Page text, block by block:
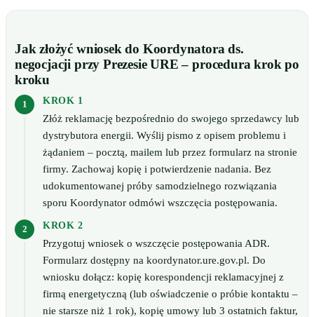
Jak złożyć wniosek do Koordynatora ds.
negocjacji przy Prezesie URE – procedura krok po
kroku
KROK 1
Złóż reklamację bezpośrednio do swojego sprzedawcy lub
dystrybutora energii. Wyślij pismo z opisem problemu i
żądaniem – pocztą, mailem lub przez formularz na stronie
firmy. Zachowaj kopię i potwierdzenie nadania. Bez
udokumentowanej próby samodzielnego rozwiązania
sporu Koordynator odmówi wszczęcia postępowania.
KROK 2
Przygotuj wniosek o wszczęcie postępowania ADR.
Formularz dostępny na koordynator.ure.gov.pl. Do
wniosku dołącz: kopię korespondencji reklamacyjnej z
firmą energetyczną (lub oświadczenie o próbie kontaktu –
nie starsze niż 1 rok), kopię umowy lub 3 ostatnich faktur,